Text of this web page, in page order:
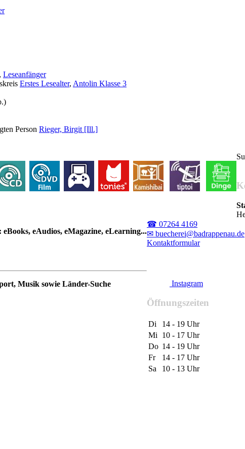
, Leseanfänger
Erstes Lesealter, Antolin Klasse 3
Person Rieger, Birgit [Ill.]
eAudios, eMagazine, eLearning...
Musik sowie Länder-Suche
☎ 07264 4169
✉ buecherei@badrappenau.de
Kontaktformular
Instagram
Öffnungszeiten
Di
14 - 19 Uhr
Mi
10 - 17 Uhr
Do 14 - 19 Uhr
Fr
14 - 17 Uhr
Sa
10 - 13 Uhr